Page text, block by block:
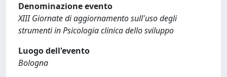
Denominazione evento
XIII Giornate di aggiornamento sull'uso degli
strumenti in Psicologia clinica dello sviluppo
Luogo dell'evento
Bologna